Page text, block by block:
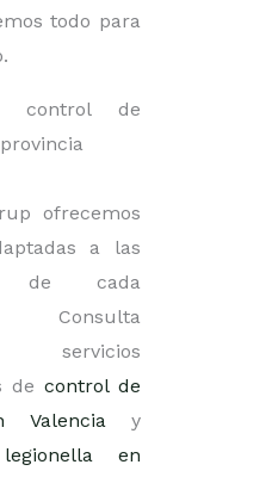
todo para
control de
ofrecemos
a las
de cada
Consulta
servicios
de control de
Valenciay
en